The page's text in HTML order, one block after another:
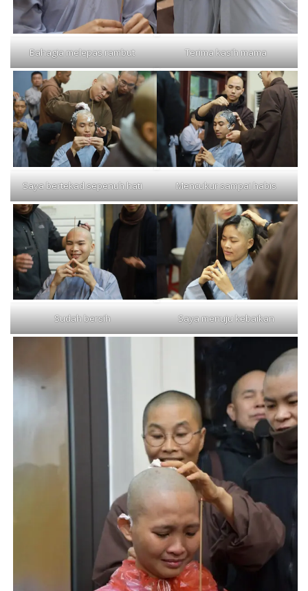
Bahagia melepas rambut Terima kasih mama
Saya bertekad sepenuh hati Mencukur sampai habis
Sudah bersih Saya menuju kebaikan